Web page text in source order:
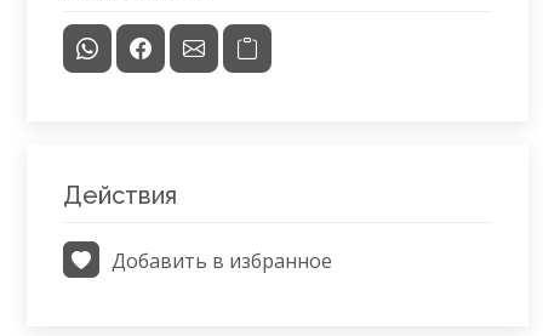
Действия
Добавить в избранное